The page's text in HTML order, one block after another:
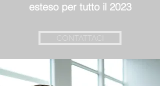
esteso per tutto il 2023